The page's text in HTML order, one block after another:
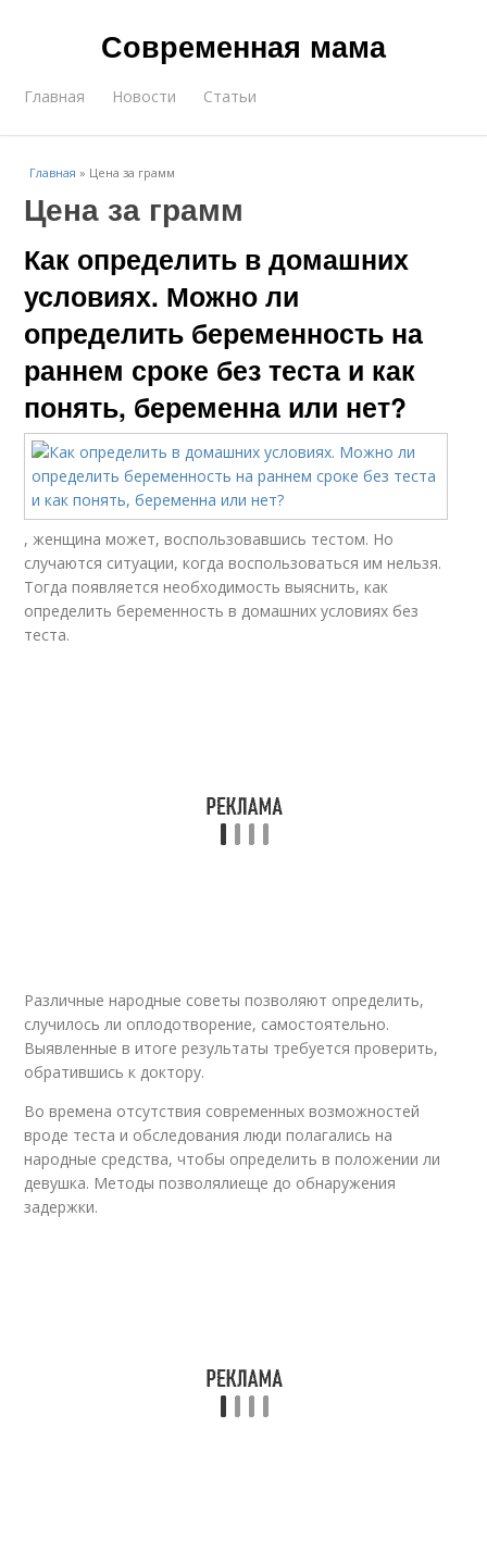
Современная мама
Главная Новости Статьи
Главная » Цена за грамм
Цена за грамм
Как определить в домашних
условиях. Можно ли
определить беременность на
раннем сроке без теста и как
понять, беременна или нет?
, женщина может, воспользовавшись тестом. Но
случаются ситуации, когда воспользоваться им нельзя.
Тогда появляется необходимость выяснить, как
определить беременность в домашних условиях без
теста.
Различные народные советы позволяют определить,
случилось ли оплодотворение, самостоятельно.
Выявленные в итоге результаты требуется проверить,
обратившись к доктору.
Во времена отсутствия современных возможностей
вроде теста и обследования люди полагались на
народные средства, чтобы определить в положении ли
девушка. Методы позволялиеще до обнаружения
задержки.